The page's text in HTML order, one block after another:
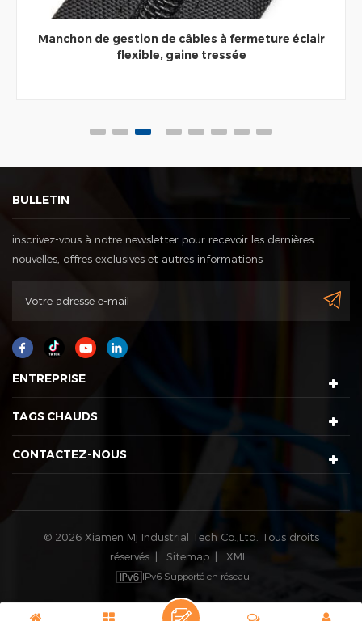
Manchon de gestion de câbles à fermeture éclair
flexible, gaine tressée
BULLETIN
inscrivez-vous à notre newsletter pour recevoir les dernières
nouvelles, offres exclusives et autres informations
ENTREPRISE
TAGS CHAUDS
CONTACTEZ-NOUS
© 2026 Xiamen Mj Industrial Tech Co.,Ltd. Tous droits
réservés. |
Sitemap | XML
IPv6 Supporté en réseau